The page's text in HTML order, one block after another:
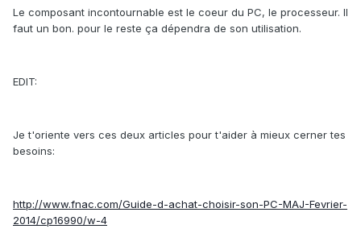
Le composant incontournable est le coeur du PC, le processeur. Il
faut un bon. pour le reste ça dépendra de son utilisation.
EDIT:
Je t'oriente vers ces deux articles pour t'aider à mieux cerner tes
besoins:
http://www.fnac.com/Guide-d-achat-choisir-son-PC-MAJ-Fevrier-
2014/cp16990/w-4